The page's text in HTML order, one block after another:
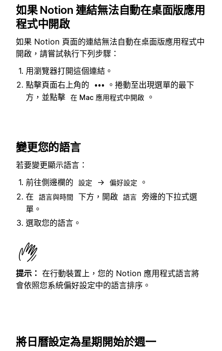
如果 Notion 連結無法自動在桌面版應用
程式中開啟
如果 Notion 頁面的連結無法自動在桌面版應用程式中
開啟，請嘗試執行下列步驟：
用瀏覽器打開這個連結。
點擊頁面右上角的
•••
。捲動至出現選單的最下
方，並點擊 在 Mac 應用程式中開啟 。
變更您的語言
若要變更顯示語言：
前往側邊欄的
設定 → 偏好設定
。
在
語言與時間 下方，開啟 語言 旁邊的下拉式選
單。
選取您的語言。
提示： 在行動裝置上，您的 Notion 應用程式語言將
會依照您系統偏好設定中的語言排序。
將日曆設定為星期開始於週一